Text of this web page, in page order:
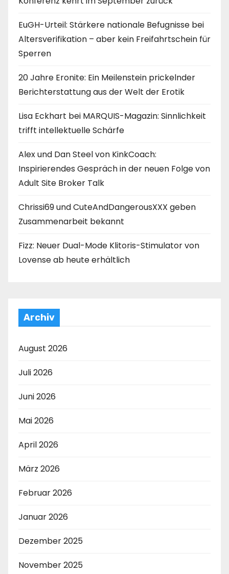
EuGH-Urteil: Stärkere nationale Befugnisse bei
Altersverifikation – aber kein Freifahrtschein für
Sperren
20 Jahre Eronite: Ein Meilenstein prickelnder
Berichterstattung aus der Welt der Erotik
Lisa Eckhart bei MARQUIS-Magazin: Sinnlichkeit
trifft intellektuelle Schärfe
Alex und Dan Steel von KinkCoach:
Inspirierendes Gespräch in der neuen Folge von
Adult Site Broker Talk
Chrissi69 und CuteAndDangerousXXX geben
Zusammenarbeit bekannt
Fizz: Neuer Dual-Mode Klitoris-Stimulator von
Lovense ab heute erhältlich
Archiv
August 2026
Juli 2026
Juni 2026
Mai 2026
April 2026
März 2026
Februar 2026
Januar 2026
Dezember 2025
November 2025